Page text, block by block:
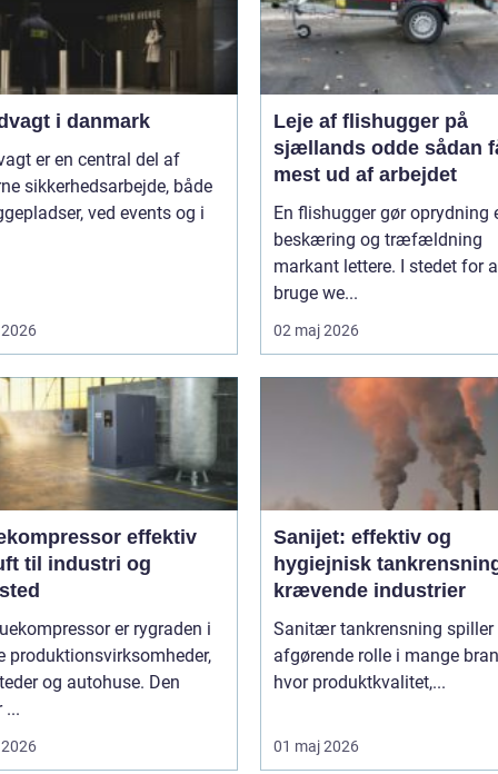
i danmark
er en central del af
sikkerhedsarbejde, både
ved events og i
Leje af flishugger på
sjællands odde sådan får du
mest ud af arbejdet
En flishugger gør oprydning
beskæring og træfældning
markant lettere. I stedet for
bruge we...
02 maj 2026
effektiv
til industri og
er rygraden i
produktionsvirksomheder,
og autohuse. Den
...
Sanijet: effektiv og
hygiejnisk
krævende industrier
Sanitær tankrensning spiller
afgørende rolle i mange
hvor produktkvalitet,...
01 maj 2026